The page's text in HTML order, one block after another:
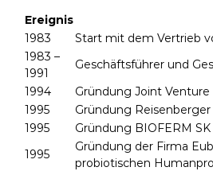
Ereignis
1983
Start mit dem Vertrieb
1983 –
1991
Geschäftsführer und
1994
Gründung Joint Venture
1995
Gründung
1995
Gründung BIOFERM SK
1995
Gründung der Firma
probiotischen